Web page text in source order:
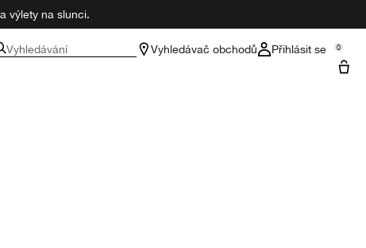
výlety na slunci.
Vyhledávání Vyhledávač obchodů Přihlásit se 0